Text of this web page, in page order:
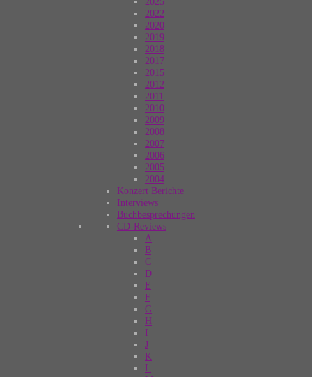
2022
2020
2019
2018
2017
2015
2012
2011
2010
2009
2008
2007
2006
2005
2004
Konzert Berichte
Interviews
Buchbesprechungen
CD-Reviews
A
B
C
D
E
F
G
H
I
J
K
L